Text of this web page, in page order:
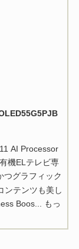
AI Processor
機ELテレビ専
つグラフィック
ンテンツも美し
Boos...
もっ